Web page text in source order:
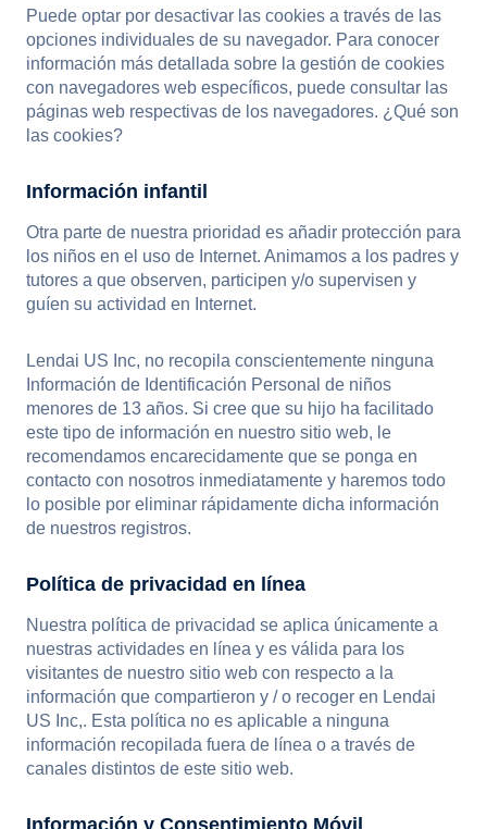
Puede optar por desactivar las cookies a través de las
opciones individuales de su navegador. Para conocer
información más detallada sobre la gestión de cookies
con navegadores web específicos, puede consultar las
páginas web respectivas de los navegadores. ¿Qué son
las cookies?
Información infantil
Otra parte de nuestra prioridad es añadir protección para
los niños en el uso de Internet. Animamos a los padres y
tutores a que observen, participen y/o supervisen y
guíen su actividad en Internet.
Lendai US Inc, no recopila conscientemente ninguna
Información de Identificación Personal de niños
menores de 13 años. Si cree que su hijo ha facilitado
este tipo de información en nuestro sitio web, le
recomendamos encarecidamente que se ponga en
contacto con nosotros inmediatamente y haremos todo
lo posible por eliminar rápidamente dicha información
de nuestros registros.
Política de privacidad en línea
Nuestra política de privacidad se aplica únicamente a
nuestras actividades en línea y es válida para los
visitantes de nuestro sitio web con respecto a la
información que compartieron y / o recoger en Lendai
US Inc,. Esta política no es aplicable a ninguna
información recopilada fuera de línea o a través de
canales distintos de este sitio web.
Información y Consentimiento Móvil